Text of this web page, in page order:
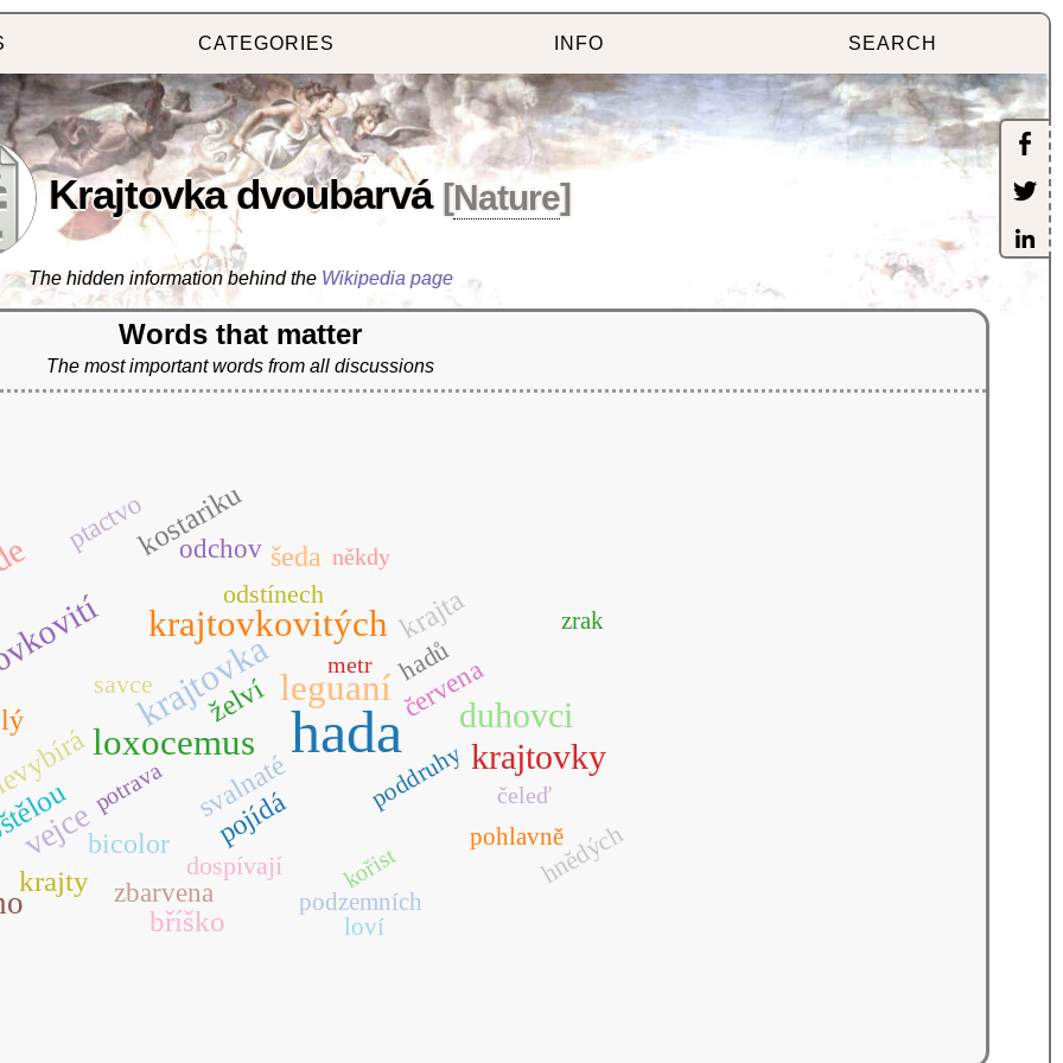
CATEGORIES INFO SEARCH
Krajtovka dvoubarvá [Nature]
The hidden information behind the Wikipedia page
Words that matter
The most important words from all discussions
hada
krajtovka
krajtovkovitých
leguaní
loxocemus
duhovci
krajtovky
vejce
bříško
kostariku
krajta
krajty
bicolor pojídá
svalnaté
šeda
želví
odchov
ptactvo
zbarvena
červena
dospívají
hadů
hnědých
odstínech
savce
loví
poddruhy
podzemních
pohlavně
zrak
kořist
metr
někdy
potrava čeleď